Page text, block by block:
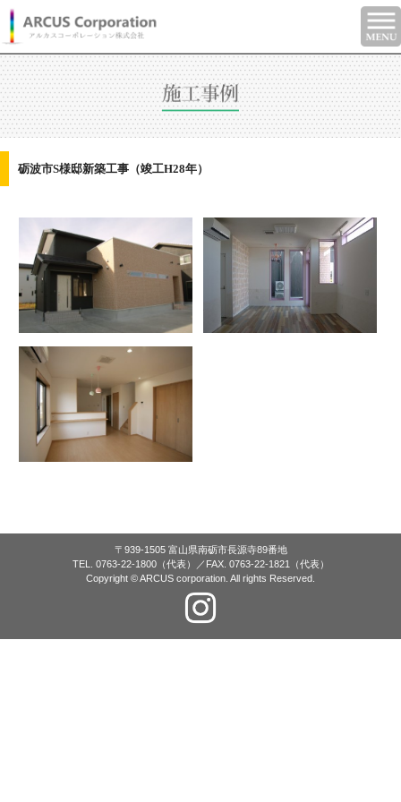
砺波市S様邸新築工事（竣工H28年）
〒939-1505 富山県南砺市長源寺89番地
TEL. 0763-22-1800（代表）／FAX. 0763-22-1821（代表）
Copyright © ARCUS corporation. All rights Reserved.